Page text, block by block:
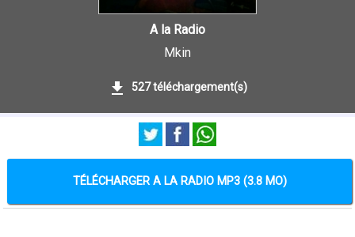
A la Radio
Mkin
527 téléchargement(s)
TÉLÉCHARGER A LA RADIO MP3 (3.8 MO)